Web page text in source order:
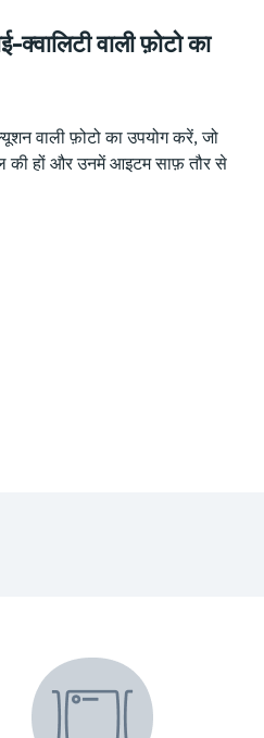
वाली फ़ोटो का
वाली फ़ोटो का उपयोग करें, जो
हों और उनमें आइटम साफ़ तौर से